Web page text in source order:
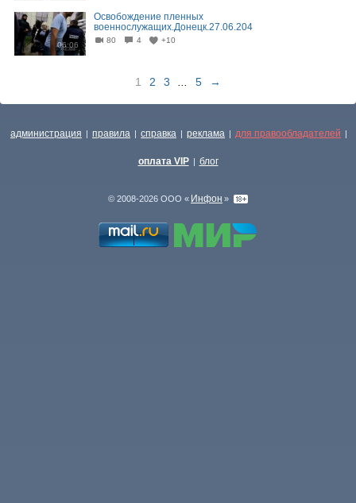
06:06
Освобождение пленных
военнослужащих.Донецк.27.06.204
80 4 +10
1 2 3 5 →
администрация | правила | справка | реклама | для правообладателей |
оплата VIP | блог
© 2008-2026 ООО « Инфон »